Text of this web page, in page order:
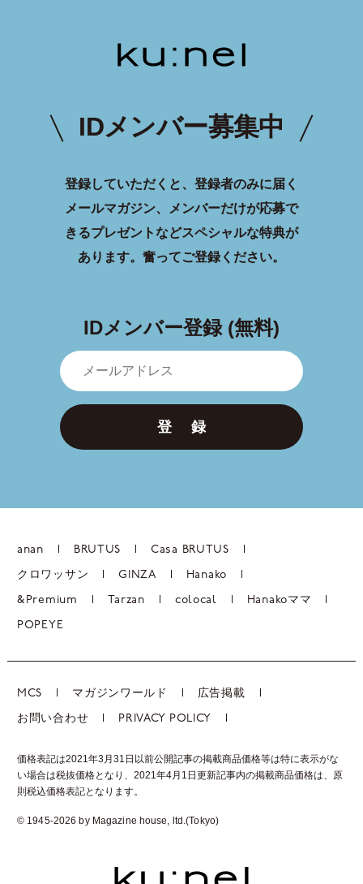
IDメンバー募集中
登録していただくと、登録者のみに届く
メールマガジン、メンバーだけが応募で
きるプレゼントなどスペシャルな特典が
あります。 奮ってご登録ください。
IDメンバー登録 (無料)
登 録
anan BRUTUS Casa BRUTUS
クロワッサン GINZA Hanako
&Premium Tarzan colocal Hanakoママ
POPEYE
MCS マガジンワールド 広告掲載
お問い合わせ PRIVACY POLICY
価格表記は2021年3月31日以前公開記事の掲載商品価格等は特に表示がな
い場合は税抜価格となり、2021年4月1日更新記事内の掲載商品価格は、 原
則税込価格表記となります。
© 1945-2026 by Magazine house, ltd.(Tokyo)